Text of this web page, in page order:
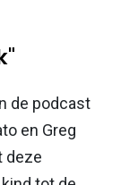
de podcast
en Greg
deze